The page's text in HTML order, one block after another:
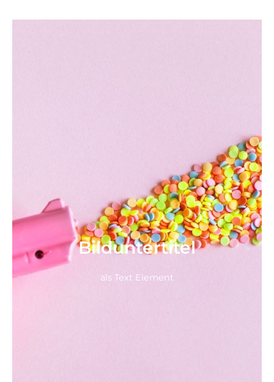
Bild­unter­titel
als Text Element